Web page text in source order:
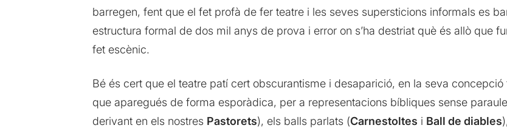
barregen, fent que el fet profà de fer teatre i les seves supersticions informals es
estructura formal de dos mil anys de prova i error on s’ha destriat què és allò que
fet escènic.
Bé és cert que el teatre patí cert obscurantisme i desaparició, en la seva
que aparegués de forma esporàdica, per a representacions bíbliques sense
derivant en els nostres Pastorets), els balls parlats (Carnestoltes i Ball de diables